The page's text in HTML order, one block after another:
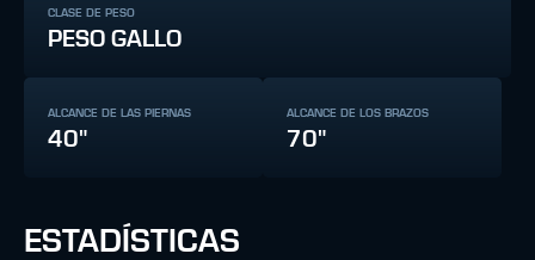
CLASE DE PESO
PESO GALLO
ALCANCE DE LAS PIERNAS
40"
ALCANCE DE LOS BRAZOS
70"
ESTADÍSTICAS